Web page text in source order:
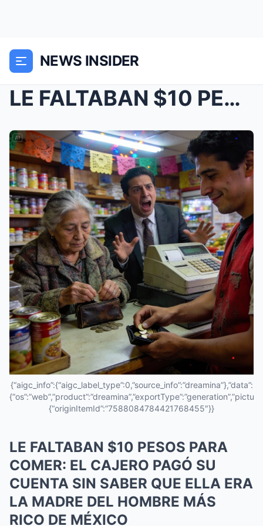
NEWS INSIDER
LE FALTABAN $10 PESOS PARA COMER: EL CAJERO PAGÓ S...
{“aigc_info”:{“aigc_label_type”:0,”source_info”:”dreamina”},”data”:
{“originItemId”:”7588084784421768455″}}
LE FALTABAN $10 PESOS PARA
COMER: EL CAJERO PAGÓ SU
CUENTA SIN SABER QUE ELLA ERA
LA MADRE DEL HOMBRE MÁS
RICO DE MÉXICO